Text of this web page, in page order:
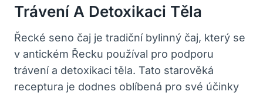
Trávení A Detoxikaci Těla
Řecké seno čaj je tradiční bylinný čaj, který se
v antickém Řecku používal pro podporu
trávení a detoxikaci těla. Tato starověká
receptura je dodnes oblíbená pro své účinky